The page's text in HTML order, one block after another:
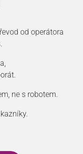
od operátora
ne s robotem.